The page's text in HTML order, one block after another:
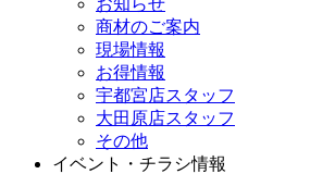
お知らせ
商材のご案内
現場情報
お得情報
宇都宮店スタッフ
大田原店スタッフ
その他
イベント・チラシ情報